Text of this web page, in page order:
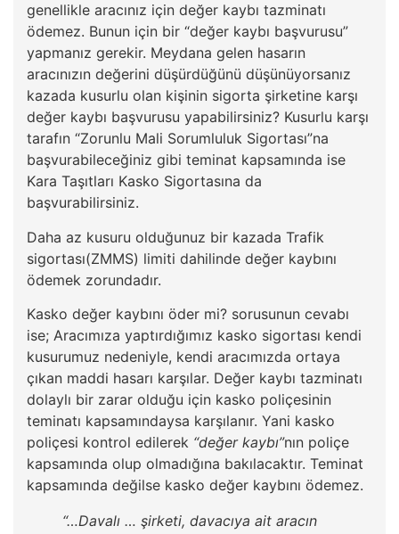
genellikle aracınız için değer kaybı tazminatı
ödemez. Bunun için bir “değer kaybı başvurusu”
yapmanız gerekir. Meydana gelen hasarın
aracınızın değerini düşürdüğünü düşünüyorsanız
kazada kusurlu olan kişinin sigorta şirketine karşı
değer kaybı başvurusu yapabilirsiniz? Kusurlu karşı
tarafın “Zorunlu Mali Sorumluluk Sigortası”na
başvurabileceğiniz gibi teminat kapsamında ise
Kara Taşıtları Kasko Sigortasına da
başvurabilirsiniz.
Daha az kusuru olduğunuz bir kazada Trafik
sigortası(ZMMS) limiti dahilinde değer kaybını
ödemek zorundadır.
Kasko değer kaybını öder mi? sorusunun cevabı
ise; Aracımıza yaptırdığımız kasko sigortası kendi
kusurumuz nedeniyle, kendi aracımızda ortaya
çıkan maddi hasarı karşılar. Değer kaybı tazminatı
dolaylı bir zarar olduğu için kasko poliçesinin
teminatı kapsamındaysa karşılanır. Yani kasko
poliçesi kontrol edilerek “değer kaybı”nın poliçe
kapsamında olup olmadığına bakılacaktır. Teminat
kapsamında değilse kasko değer kaybını ödemez.
“…Davalı … şirketi, davacıya ait aracın